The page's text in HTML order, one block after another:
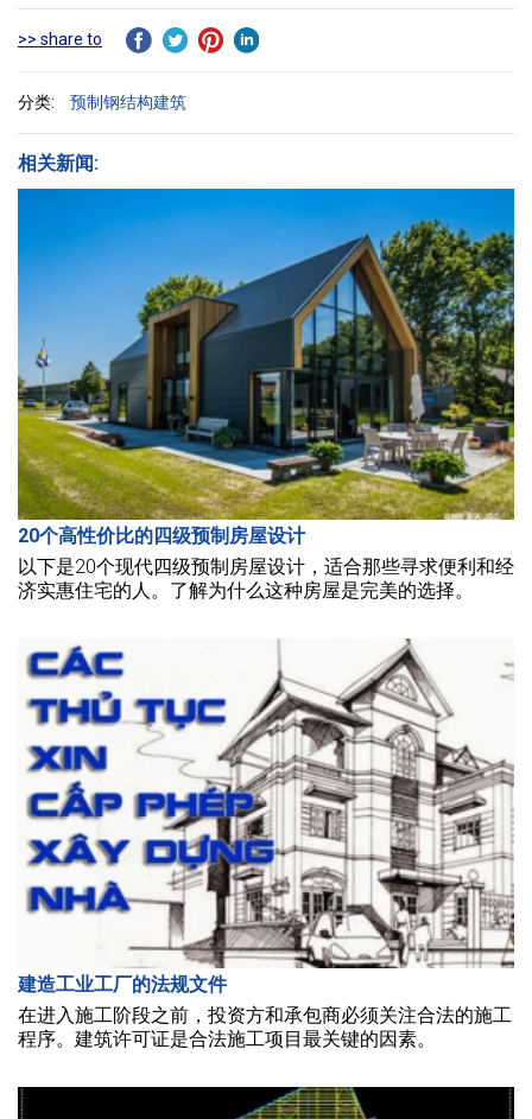
>> share to
分类: 预制钢结构建筑
相关新闻:
20个高性价比的四级预制房屋设计
以下是20个现代四级预制房屋设计，适合那些寻求便利和经
济实惠住宅的人。了解为什么这种房屋是完美的选择。
建造工业工厂的法规文件
在进入施工阶段之前，投资方和承包商必须关注合法的施工
程序。建筑许可证是合法施工项目最关键的因素。